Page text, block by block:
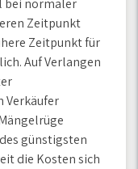
bei normaler
Zeitpunkt
Zeitpunkt für
Auf Verlangen
Verkäufer
günstigsten
die Kosten sich